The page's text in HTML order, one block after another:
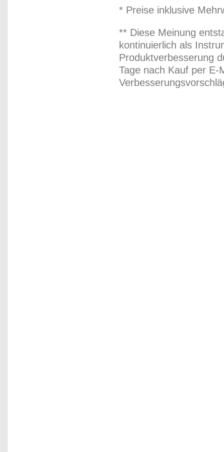
* Preise inklusive
** Diese Meinung
kontinuierlich als
Produktverbesserung
Tage nach Kauf per E-